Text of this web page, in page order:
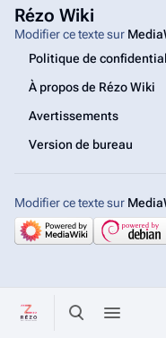
Basculer la
Basculer
Rézo Wiki
Modifier ce texte sur
Politique de
À propos de Rézo Wiki
Avertissements
Version de bureau
Modifier ce texte sur